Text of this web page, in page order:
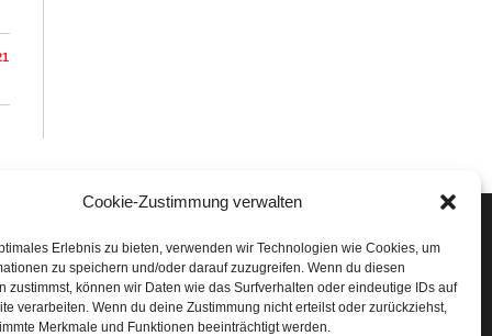
Cookie-Zustimmung verwalten
Erlebnis zu bieten, verwenden wir Technologien wie Cookies, um
zu speichern und/oder darauf zuzugreifen. Wenn du diesen
zustimmst, können wir Daten wie das Surfverhalten oder eindeutige IDs auf
verarbeiten. Wenn du deine Zustimmung nicht erteilst oder zurückziehst,
Merkmale und Funktionen beeinträchtigt werden.
Run